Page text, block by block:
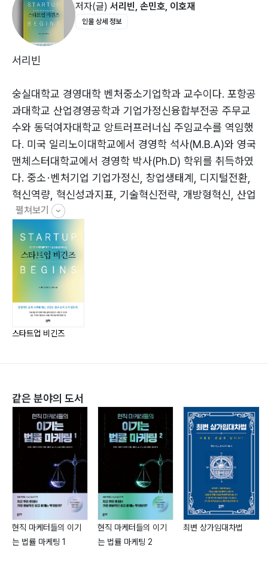
Chapter 03 비즈니스 모델 설계
사업 유형 075
아이디어의 생성 과정 085
기회 개념서의 작성 093
Chapter 04 시장 선도 전략
시장 세분화 기법 116
시장 경쟁 분석 123
구매 과정의 단계 129
Chapter 05 제품 개발 전략
제품 기획 및 개발 139
아이디어 개발 과정 141
새로움의 개념 148
기회 평가 계획 154
혁신 확산 과정 162
Chapter 06 지식재산권 확보 방안
특허 201
저작권 215
상표 222
Chapter 07 기업 설립 절차
소유와 책임 237
법적 구조의 최적 선택 242
개인사업자 244
합명회사 247
합자회사 250
저자(글) 서리빈, 손민호, 이호재
인물 상세 정보
서리빈
숭실대학교 경영대학 벤처중소기업학과 교수이다. 포항공
과대학교 산업경영공학과 기업가정신융합부전공 주무교
수와 동덕여자대학교 앙트러프러너십 주임교수를 역임했
다. 미국 일리노이대학교에서 경영학 석사(M.B.A)와 영국
맨체스터대학교에서 경영학 박사(Ph.D) 학위를 취득하였
다. 중소 · 벤처기업 기업가정신, 창업생태계, 디지털전환,
혁신역량, 혁신성과지표, 기술혁신전략, 개방형혁신, 산업
지원정책, 혁신클러스터, 전략적제휴, 위기관리 등에 관한
이십여 편의 학술논문을 발표하였다. 주요 저서로는 「(사
내벤처를 위한 기술경영 가이드) 테크노베이션 매니지먼
트」, 「(기업 성장과 조직 변화를 이끄는 사내기업가의) 비
즈니스 혁신전략」, 「스타트업 펀드레이징 전략 : 투자받는
ribinseo@ssu.ac.kr
사장 및 대표펀드매니저로 재직중에 있다. 한국과 중국에
서 창업한 창업자 출신의 투자심사역으로 ‘세상을 변화시
킬 수 있는 창업팀’에 대한 투자를 선호한다. 신보창업투
자를 통해 VC업무를 시작하였으며 티웨이항공, 수젠텍
등 구조화 전략투자를 이끈 18년차 경력의 벤처캐피탈리
스트이다.
숭실대학교에서 학사와 석사를 마쳤으며, 2024년에는 산
업기술 자금 관리 유공으로 산업통상자원부 장관 표창을
수상하였다.
synergy@enlightvc.com
펼쳐보기
스타트업 비긴즈
같은 분야의 도서
현직 마케터들의 이기
는 법률 마케팅 1
현직 마케터들의 이기
는 법률 마케팅 2
최변 상가임대차법